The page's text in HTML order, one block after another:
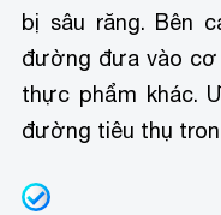
bị sâu răng. Bên
đường đưa vào
thực phẩm khác.
đường tiêu thụ